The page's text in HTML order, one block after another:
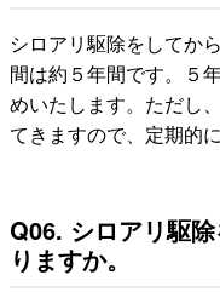
シロアリ駆除をしてか
間は約５年間です。５
めいたします。ただし
てきますので、定期的
Q06. シロアリ駆
りますか。